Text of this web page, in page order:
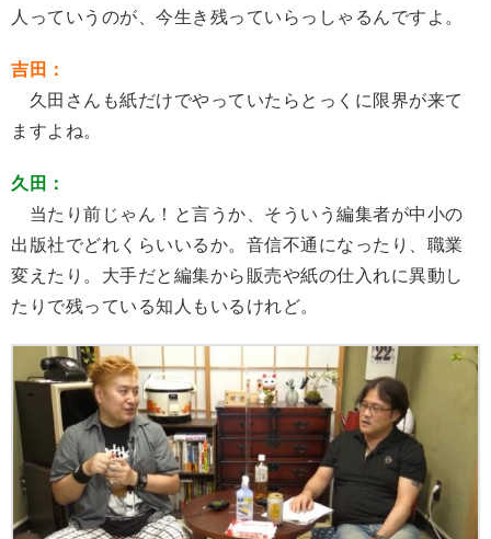
人っていうのが、今生き残っていらっしゃるんですよ。
吉田：
久田さんも紙だけでやっていたらとっくに限界が来て
ますよね。
久田：
当たり前じゃん！と言うか、そういう編集者が中小の
出版社でどれくらいいるか。音信不通になったり、職業
変えたり。大手だと編集から販売や紙の仕入れに異動し
たりで残っている知人もいるけれど。